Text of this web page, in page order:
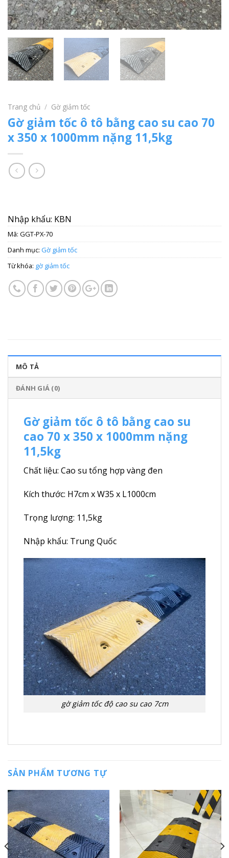
Trang chủ / Gờ giảm tốc
Gờ giảm tốc ô tô bằng cao su cao 70
x 350 x 1000mm nặng 11,5kg
Nhập khẩu: KBN
Mã: GGT-PX-70
Danh mục: Gờ giảm tốc
Từ khóa: gờ giảm tốc
MÔ TẢ
ĐÁNH GIÁ (0)
Gờ giảm tốc ô tô bằng cao su
cao 70 x 350 x 1000mm nặng
11,5kg
Chất liệu: Cao su tổng hợp vàng đen
Kích thước: H7cm x W35 x L1000cm
Trọng lượng: 11,5kg
Nhập khẩu: Trung Quốc
gờ giảm tốc độ cao su cao 7cm
SẢN PHẨM TƯƠNG TỰ